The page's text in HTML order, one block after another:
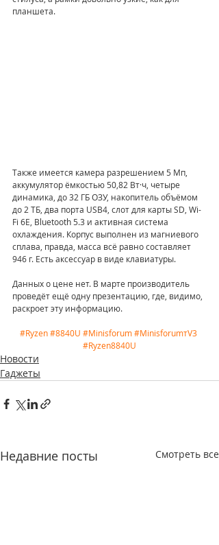
планшета.
Также имеется камера разрешением 5 Мп,
аккумулятор ёмкостью 50,82 Вт·ч, четыре
динамика, до 32 ГБ ОЗУ, накопитель объёмом
до 2 ТБ, два порта USB4, слот для карты SD, Wi-
Fi 6E, Bluetooth 5.3 и активная система
охлаждения. Корпус выполнен из магниевого
сплава, правда, масса всё равно составляет
946 г. Есть аксессуар в виде клавиатуры.
Данных о цене нет. В марте производитель
проведёт ещё одну презентацию, где, видимо,
раскроет эту информацию.
#Ryzen#8840U #Minisforum#MinisforumтV3
#Ryzen8840U
Новости
Гаджеты
Недавние посты Смотреть все